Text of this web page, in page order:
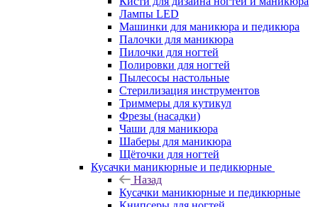
Лампы LED
Машинки для маникюра и педикюра
Палочки для маникюра
Пилочки для ногтей
Полировки для ногтей
Пылесосы настольные
Стерилизация инструментов
Триммеры для кутикул
Фрезы (насадки)
Чаши для маникюра
Шаберы для маникюра
Щёточки для ногтей
Кусачки маникюрные и педикюрные
Назад
Кусачки маникюрные и педикюрные